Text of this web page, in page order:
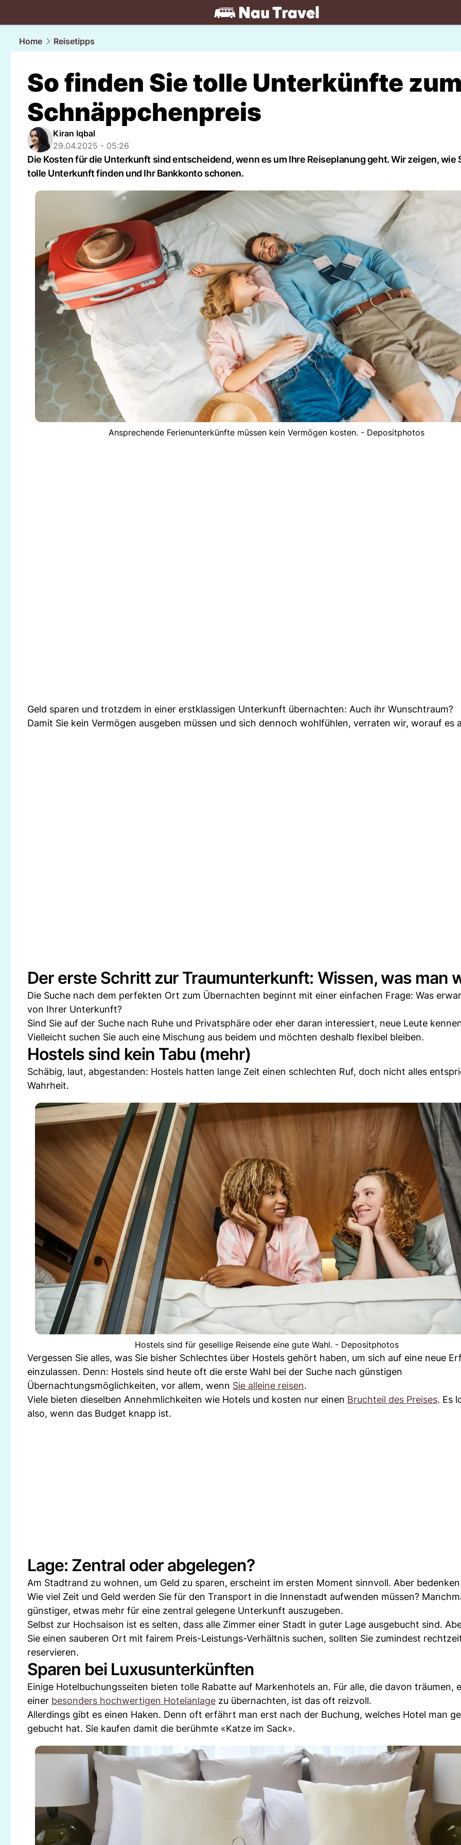
travel.NAU.ch
Home
Reisetipps
So finden Sie tolle Unterkünfte zum
Schnäppchenpreis
Kiran Iqbal
29.04.2025 - 05:26
Die Kosten für die Unterkunft sind entscheidend, wenn es um Ihre Reiseplanung geht. Wir zeigen, wie
tolle Unterkunft finden und Ihr Bankkonto schonen.
Ansprechende Ferienunterkünfte müssen kein Vermögen kosten. - Depositphotos
Geld sparen und trotzdem in einer erstklassigen Unterkunft übernachten: Auch ihr Wunschtraum?
Damit Sie kein Vermögen ausgeben müssen und sich dennoch wohlfühlen, verraten wir, worauf es
Der erste Schritt zur Traumunterkunft: Wissen, was man
Die Suche nach dem perfekten Ort zum Übernachten beginnt mit einer einfachen Frage: Was
von Ihrer Unterkunft?
Sind Sie auf der Suche nach Ruhe und Privatsphäre oder eher daran interessiert, neue Leute
Vielleicht suchen Sie auch eine Mischung aus beidem und möchten deshalb flexibel bleiben.
Hostels sind kein Tabu (mehr)
Schäbig, laut, abgestanden: Hostels hatten lange Zeit einen schlechten Ruf, doch nicht alles
Wahrheit.
Hostels sind für gesellige Reisende eine gute Wahl. - Depositphotos
Vergessen Sie alles, was Sie bisher Schlechtes über Hostels gehört haben, um sich auf eine neue
einzulassen. Denn: Hostels sind heute oft die erste Wahl bei der Suche nach günstigen
Übernachtungsmöglichkeiten, vor allem, wenn Sie alleine reisen.
Viele bieten dieselben Annehmlichkeiten wie Hotels und kosten nur einen Bruchteil des Preises. Es
also, wenn das Budget knapp ist.
Lage: Zentral oder abgelegen?
Am Stadtrand zu wohnen, um Geld zu sparen, erscheint im ersten Moment sinnvoll. Aber bedenken
Wie viel Zeit und Geld werden Sie für den Transport in die Innenstadt aufwenden müssen?
günstiger, etwas mehr für eine zentral gelegene Unterkunft auszugeben.
Selbst zur Hochsaison ist es selten, dass alle Zimmer einer Stadt in guter Lage ausgebucht sind.
Sie einen sauberen Ort mit fairem Preis-Leistungs-Verhältnis suchen, sollten Sie zumindest
reservieren.
Sparen bei Luxusunterkünften
Einige Hotelbuchungsseiten bieten tolle Rabatte auf Markenhotels an. Für alle, die davon träumen,
einer besonders hochwertigen Hotelanlage zu übernachten, ist das oft reizvoll.
Allerdings gibt es einen Haken. Denn oft erfährt man erst nach der Buchung, welches Hotel man
gebucht hat. Sie kaufen damit die berühmte «Katze im Sack».